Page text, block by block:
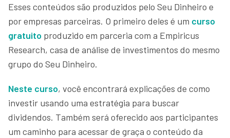
Esses conteúdos são produzidos pelo Seu Dinheiro e
por empresas parceiras. O primeiro deles é um curso
gratuito produzido em parceria com a Empiricus
Research, casa de análise de investimentos do mesmo
grupo do Seu Dinheiro.
Neste curso, você encontrará explicações de como
investir usando uma estratégia para buscar
dividendos. Também será oferecido aos participantes
um caminho para acessar de graça o conteúdo da